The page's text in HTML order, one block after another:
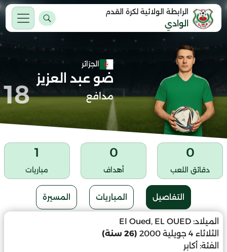
الرابطة الولائية لكرة القدم
الوادي
الجزائر
ضو عبد العزيز
مدافع 18
0
دقائق اللعب
0
أهداف
1
مباريات
التفاصيل المباريات المسيرة
الميلاد: El Oued, EL OUED
الثلاثاء 4 جويلية 2000
(26 سنة)
الفئة: أكابر